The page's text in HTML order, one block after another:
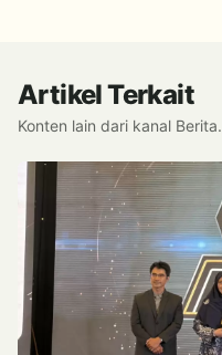
Artikel Terkait
Konten lain dari kanal Berita.